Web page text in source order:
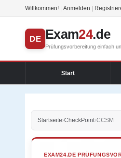
Willkommen! Anmelden
DE Exam24.de
Prüfungsvorbereitung einfach
Start
Startseite›CheckPoint›CCSM
EXAM24.DE